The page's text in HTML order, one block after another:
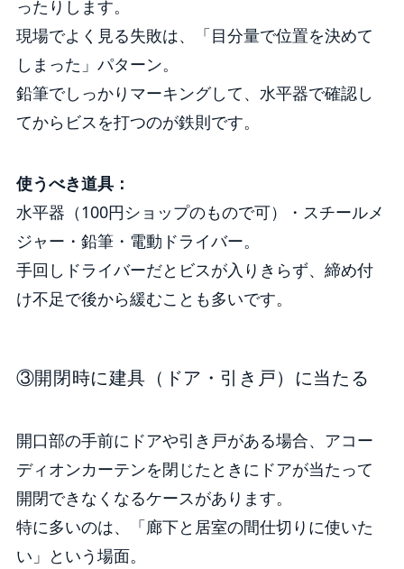
ったりします。
現場でよく見る失敗は、「目分量で位置を決めて
しまった」パターン。
鉛筆でしっかりマーキングして、水平器で確認し
てからビスを打つのが鉄則です。
使うべき道具：
水平器（100円ショップのもので可）・スチールメ
ジャー・鉛筆・電動ドライバー。
手回しドライバーだとビスが入りきらず、締め付
け不足で後から緩むことも多いです。
③開閉時に建具（ドア・引き戸）に当たる
開口部の手前にドアや引き戸がある場合、アコー
ディオンカーテンを閉じたときにドアが当たって
開閉できなくなるケースがあります。
特に多いのは、「廊下と居室の間仕切りに使いた
い」という場面。